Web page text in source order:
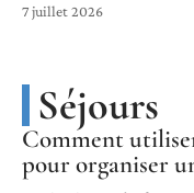
7 juillet 2026
Séjours
Comment
pour organiser